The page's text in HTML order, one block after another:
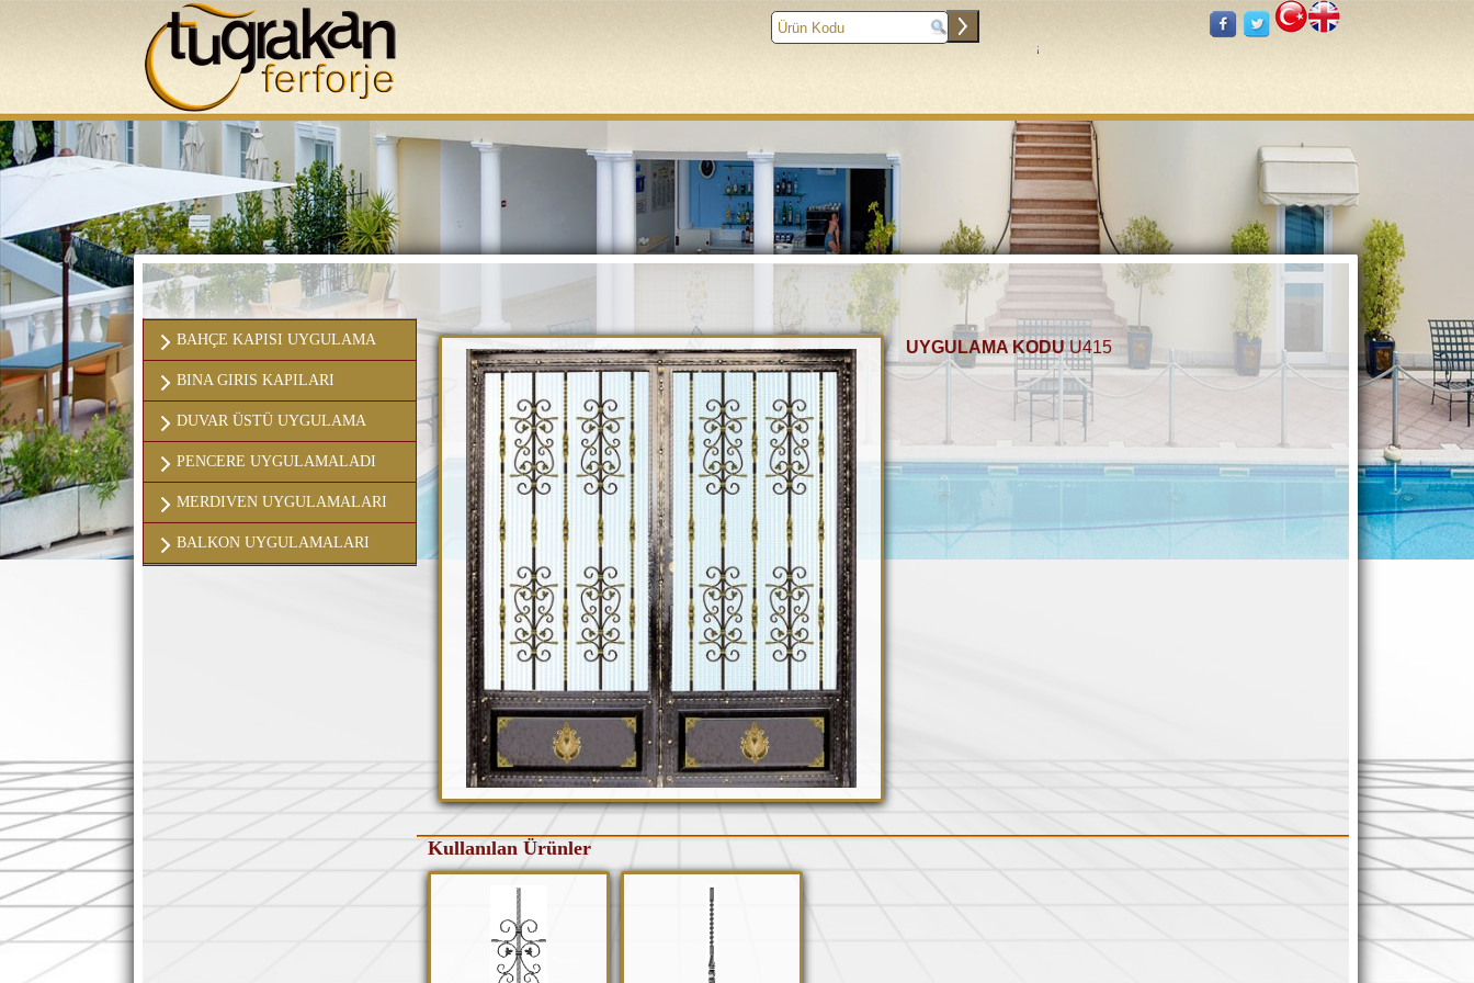
ANASAYFA KURUMSAL ÜRÜNLER UYGULAMALAR KATALOG 1 İLETİŞİM
BAHÇE KAPISI UYGULAMA
BINA GIRIS KAPILARI
DUVAR ÜSTÜ UYGULAMA
PENCERE UYGULAMALADI
MERDIVEN UYGULAMALARI
BALKON UYGULAMALARI
UYGULAMA KODUU415
Kullanılan Ürünler